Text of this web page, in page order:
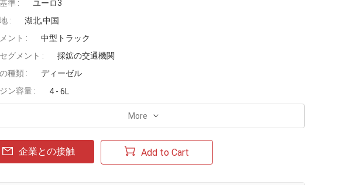
準 :
ユーロ3
:
湖北,中国
ント :
中型トラック
グメント :
採鉱の交通機関
種類 :
ディーゼル
ン容量 :
4 - 6L
More
企業との接触 Add to Cart